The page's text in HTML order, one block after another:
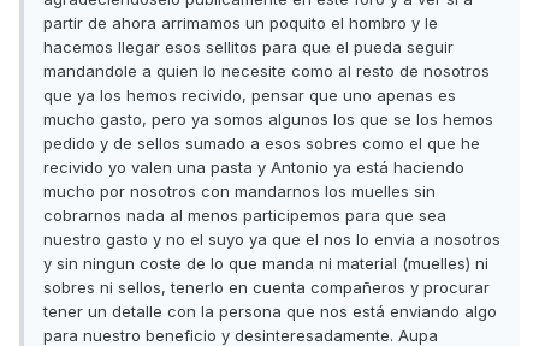
partir de ahora arrimamos un poquito el hombro y le
hacemos llegar esos sellitos para que el pueda seguir
mandandole a quien lo necesite como al resto de nosotros
que ya los hemos recivido, pensar que uno apenas es
mucho gasto, pero ya somos algunos los que se los hemos
pedido y de sellos sumado a esos sobres como el que he
recivido yo valen una pasta y Antonio ya está haciendo
mucho por nosotros con mandarnos los muelles sin
cobrarnos nada al menos participemos para que sea
nuestro gasto y no el suyo ya que el nos lo envia a nosotros
y sin ningun coste de lo que manda ni material (muelles) ni
sobres ni sellos, tenerlo en cuenta compañeros y procurar
tener un detalle con la persona que nos está enviando algo
para nuestro beneficio y desinteresadamente. Aupa